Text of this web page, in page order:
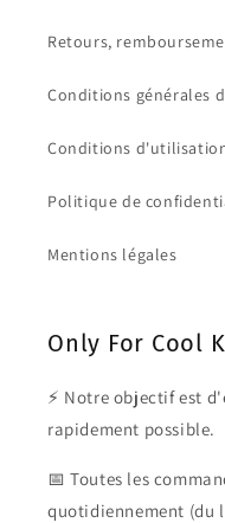
Retours,
Conditions générales
Conditions
Politique de
Mentions légales
Only For Cool
⚡ Notre objectif est
rapidement possible.
📅 Toutes les
quotidiennement (du